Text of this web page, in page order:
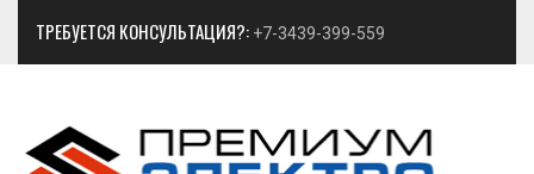
ТРЕБУЕТСЯ КОНСУЛЬТАЦИЯ?: +7-3439-399-559